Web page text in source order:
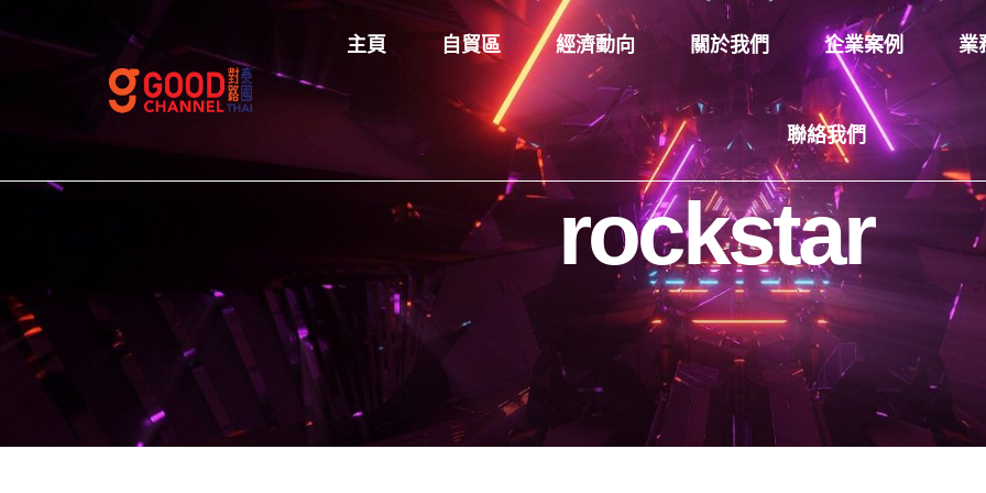
主頁 自貿區 經濟動向 關於我們 企業案例 業
聯絡我們
rockstar